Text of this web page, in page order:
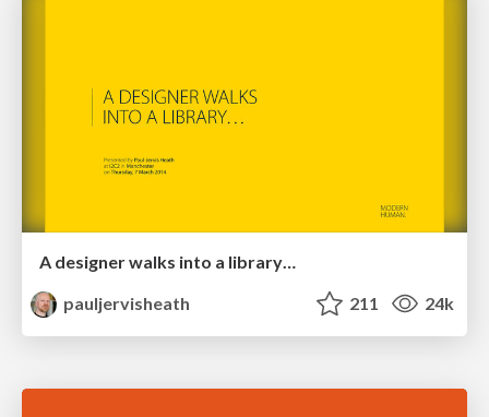
A designer walks into a library…
pauljervisheath
211 24k